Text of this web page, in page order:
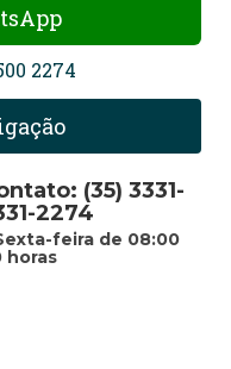
2274
(35) 3331-
2274
feira de 08:00
horas